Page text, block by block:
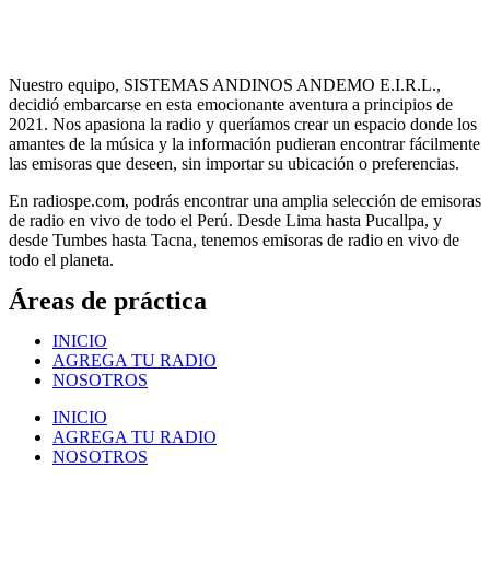
Nuestro equipo, SISTEMAS ANDINOS ANDEMO E.I.R.L.,
decidió embarcarse en esta emocionante aventura a principios de
2021. Nos apasiona la radio y queríamos crear un espacio donde los
amantes de la música y la información pudieran encontrar fácilmente
las emisoras que deseen, sin importar su ubicación o preferencias.
En radiospe.com, podrás encontrar una amplia selección de emisoras
de radio en vivo de todo el Perú. Desde Lima hasta Pucallpa, y
desde Tumbes hasta Tacna, tenemos emisoras de radio en vivo de
todo el planeta.
Áreas de práctica
INICIO
AGREGA TU RADIO
NOSOTROS
INICIO
AGREGA TU RADIO
NOSOTROS